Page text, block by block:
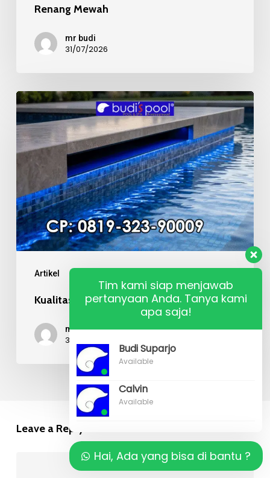
Renang Mewah
mr budi
31/07/2026
Artikel
Kualitas
Material
Mosaic
Kolam
Renang
Kualitas Material Mosaic Kolam Renang
mr budi
31/07/2026
Leave a Reply
Tim kami siap menjawab
pertanyaan Anda. Tanya kami
apa saja!
Budi Suparjo
Available
Calvin
Available
Hai, Ada yang bisa di bantu ?